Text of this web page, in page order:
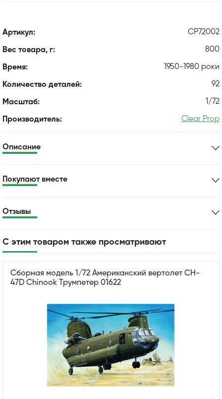
Артикул: CP72002
Вес товара, г: 800
Время: 1950-1980 роки
Количество деталей: 92
Масштаб: 1/72
Производитель: Clear Prop
Описание
Покупают вместе
Отзывы
С этим товаром также просматривают
Сборная модель 1/72 Американский вертолет CH-
47D Chinook Трумпетер 01622